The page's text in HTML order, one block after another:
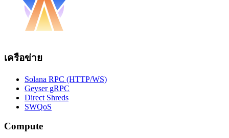
เครือข่าย
Solana RPC (HTTP/WS)
Geyser gRPC
Direct Shreds
SWQoS
Compute